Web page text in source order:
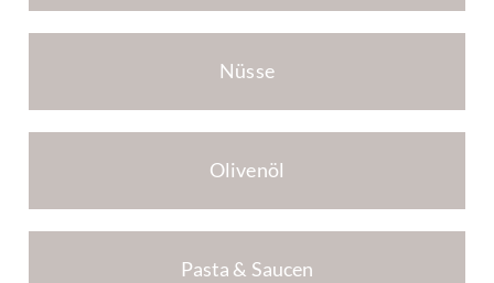
Nüsse
Olivenöl
Pasta & Saucen